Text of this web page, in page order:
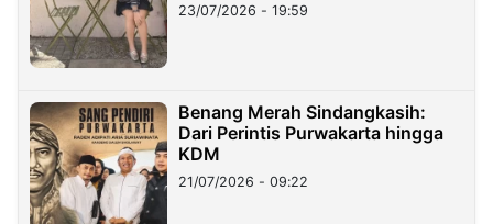
23/07/2026 - 19:59
Benang Merah Sindangkasih:
Dari Perintis Purwakarta hingga
KDM
21/07/2026 - 09:22